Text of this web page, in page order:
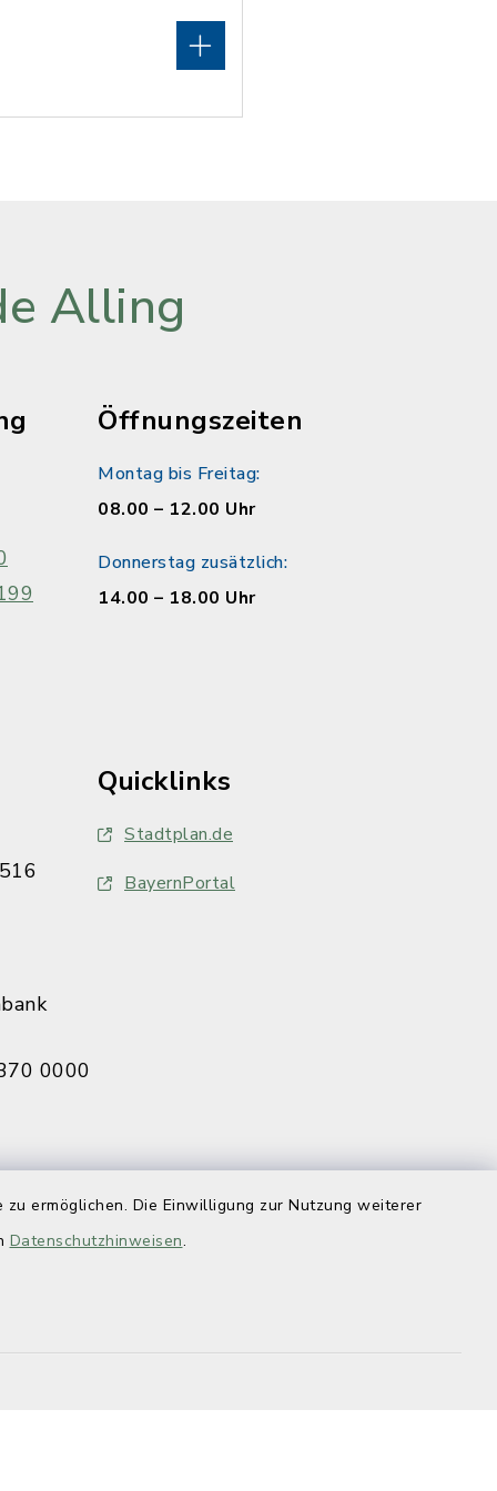
ermöglichen. Die Einwilligung zur Nutzung weiterer
Datenschutzhinweisen.
Alling
Öffnungszeiten
Montag bis Freitag:
08.00 – 12.00 Uhr
Donnerstag zusätzlich:
14.00 – 18.00 Uhr
0000
0009
Quicklinks
Stadtplan.de
BayernPortal